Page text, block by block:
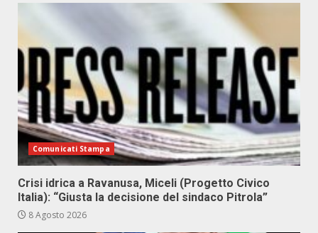
Comunicati Stampa
Crisi idrica a Ravanusa, Miceli (Progetto Civico
Italia): “Giusta la decisione del sindaco Pitrola”
8 Agosto 2026